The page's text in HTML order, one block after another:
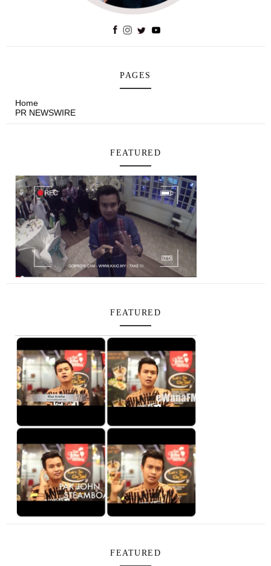
PAGES
Home
PR NEWSWIRE
FEATURED
FEATURED
FEATURED